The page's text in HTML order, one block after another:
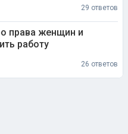
29 ответов
права женщин и
работу
26 ответов